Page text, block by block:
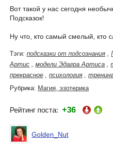
Вот такой у нас сегодня
Подсказок!
Ну что, кто самый смелый, кто
Тэги: подсказки от подсознания ,
Артис , модели Эдагра Артиса ,
прекрасное , психология , тренинг
Рубрика: Магия, эзотерика
Рейтинг поста: +36
Golden_Nut